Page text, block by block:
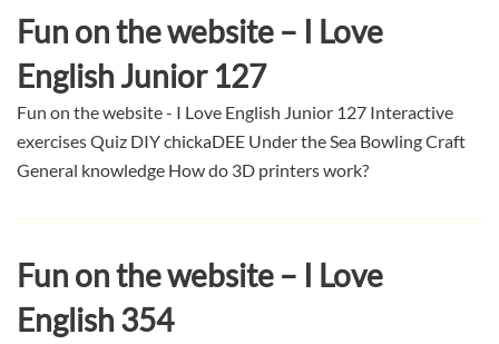
Fun on the website – I Love
English Junior 127
Fun on the website - I Love English Junior 127 Interactive
exercises Quiz DIY chickaDEE Under the Sea Bowling Craft
General knowledge How do 3D printers work?
Fun on the website – I Love
English 354